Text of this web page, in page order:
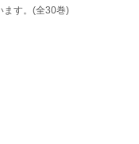
ます。(全30巻)